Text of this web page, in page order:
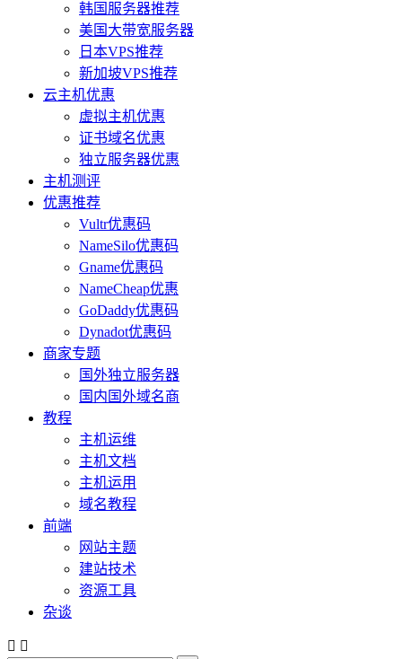
韩国服务器推荐
美国大带宽服务器
日本VPS推荐
新加坡VPS推荐
云主机优惠
虚拟主机优惠
证书域名优惠
独立服务器优惠
主机测评
优惠推荐
Vultr优惠码
NameSilo优惠码
Gname优惠码
NameCheap优惠
GoDaddy优惠码
Dynadot优惠码
商家专题
国外独立服务器
国内国外域名商
教程
主机运维
主机文档
主机运用
域名教程
前端
网站主题
建站技术
资源工具
杂谈
 